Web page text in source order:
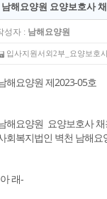
남해요양원 요양보호사
성자 : 남해요양원
입사지원서외2부_요양보호
해요양원 제2023-05호
해요양원 요양보호사
회복지법인 벽천 남해요
래-